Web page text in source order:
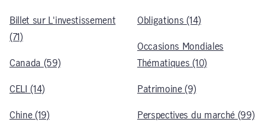
Billet sur L'investissement
(71)
Canada (59)
CELI (14)
Chine (19)
Obligations (14)
Occasions Mondiales
Thématiques (10)
Patrimoine (9)
Perspectives du marché (99)